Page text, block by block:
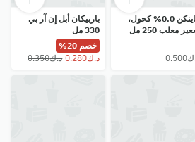
هاينكن 0.0% كحول،
معلب 250 مل
باربيكان أبل إن آر بي
330 مل
خصم 20%
⁦د.ك0.350⁩